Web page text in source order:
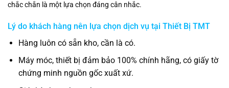
chắc chắn là một lựa chọn đáng cân nhắc.
Lý do khách hàng nên lựa chọn dịch vụ tại Thiết Bị TMT
Hàng luôn có sẵn kho, cần là có.
Máy móc, thiết bị đảm bảo 100% chính hãng, có giấy tờ
chứng minh nguồn gốc xuất xứ.